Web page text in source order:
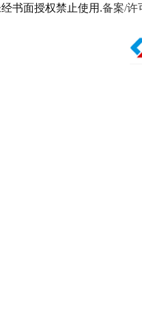
书面授权禁止使用.备案/许